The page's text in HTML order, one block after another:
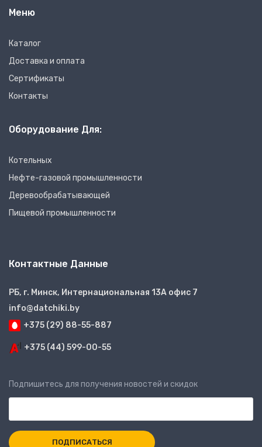
Меню
Каталог
Доставка и оплата
Сертификаты
Контакты
Оборудование Для:
Котельных
Нефте-газовой промышленности
Деревообрабатывающей
Пищевой промышленности
Контактные Данные
РБ, г. Минск, Интернациональная 13А офис 7
info@datchiki.by
+375 (29) 88-55-887
+375 (44) 599-00-55
Подпишитесь для получения новостей и скидок